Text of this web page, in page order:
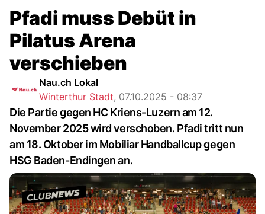
Pfadi muss Debüt in
Pilatus Arena
verschieben
Nau.ch Lokal
Winterthur Stadt, 07.10.2025 - 08:37
Die Partie gegen HC Kriens-Luzern am 12.
November 2025 wird verschoben. Pfadi tritt nun
am 18. Oktober im Mobiliar Handballcup gegen
HSG Baden-Endingen an.